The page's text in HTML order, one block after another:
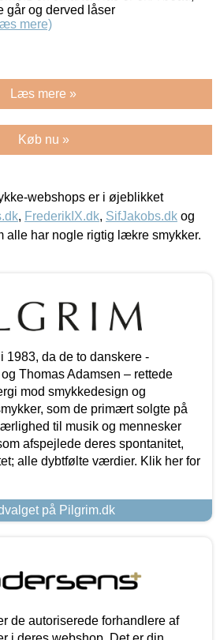
går og derved låser
mere)
Læs mere »
Køb nu »
webshops er i øjeblikket
, FrederikIX.dk, SifJakobs.dk og
alle har nogle rigtig lækre smykker.
1983, da de to danskere -
Thomas Adamsen – rettede
mod smykkedesign og
som de primært solgte på
til musik og mennesker
afspejlede deres spontanitet,
alle dybtfølte værdier. Klik her for
på Pilgrim.dk
de autoriserede forhandlere af